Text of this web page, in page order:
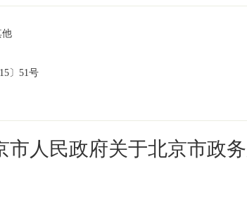
他
〕 51号
市人民政府关于北京市政